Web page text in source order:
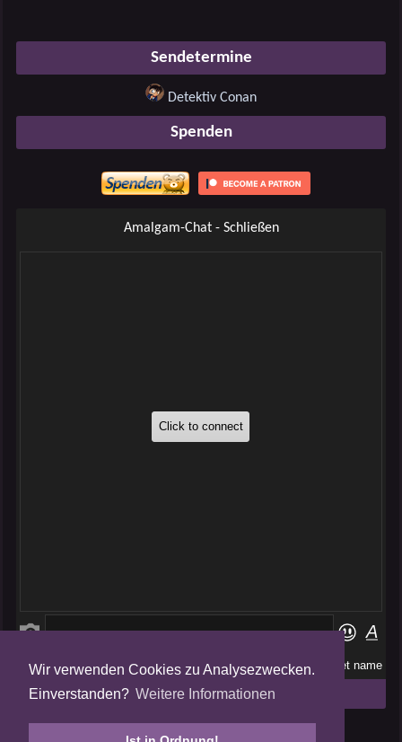
Wir verwenden Cookies zu Analysezwecken.
Einverstanden? Weitere Informationen
Sendetermine
Detektiv Conan
Spenden
Amalgam-Chat - Schließen
Folge uns auf
Tweets by AmalgamFansubs